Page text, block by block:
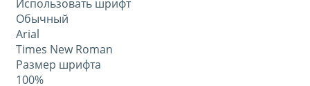
Использовать шрифт
Обычный
Arial
Times New Roman
Размер шрифта
100%